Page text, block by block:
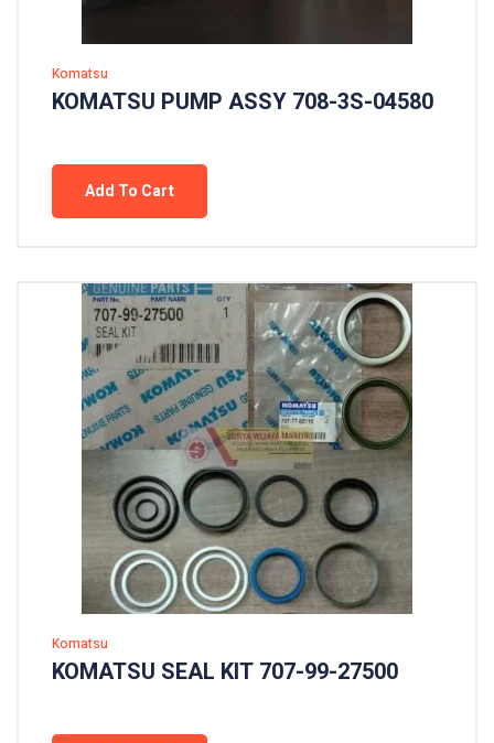
Komatsu
KOMATSU PUMP ASSY 708-3S-04580
Add To Cart
Komatsu
KOMATSU SEAL KIT 707-99-27500